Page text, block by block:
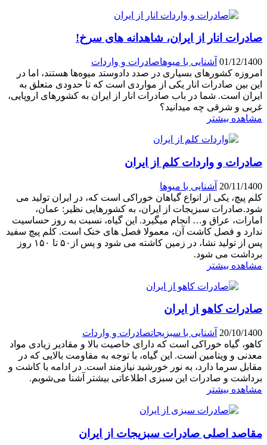
صادرات انار از ایران، شاهدانه های سرخ!
01/12/1400 آشنایی با میو‌هاصادرات و واردات
امروزه کشورهای بسیاری در صدد دادوستد میوه‌ها هستند، اما در
این بین صادرات انار یکی از مواردی است که تا حدودی متعلق به
ایران است. شما در باب صادرات انار از ایران به کشورهای اروپایی،
غربی و شرقی چه میدانید؟
مشاهده بیشتر
صادرات و واردات کلم از ایران
20/11/1400 آشنایی با میو‌ها
کلم پیچ، یکی از انواع گیاهان خوراکی است که، در ایران تولید می
شود.صادرات سبزیجات از ایران، به کشورهایی نظیر: عمان،
امارات، عراق و‌… انجام میگیرد. این گیاه، نسبت به روز حساسیت
ندارد و فصل کاشت آن، معمولا فصل های خنک است. کلم پیچ سفید
پس از تولید نشا، در زمین کاشته می شود و پس از۵۰ تا ۱۵۰ روز
برداشت می شود.
مشاهده بیشتر
صادرات کاهو از ایران
20/10/1400 آشنایی با سبزیجاتصادرات و واردات
کاهو، گیاه خوراکی است که دارای خاصیت بالا و مقادیر زیادی مواد
معدنی و ویتامین است. این گیاه، با توجه به مقاومت بالایی که در
مقابل سرما دارد، به نور خورشید نیازمند است. در ادامه با کاشت و
برداشت و صادرات این سبزی اطلاعاتی بیشتر آشنا می‌شویم.
مشاهده بیشتر
مقاصد اصلی صادرات سبزیجات از ایران